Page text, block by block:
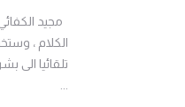
مجيد
الكلام ،
تلقائيا الى
...